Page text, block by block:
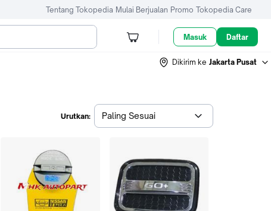
Tentang Tokopedia Mulai Berjualan Promo Tokopedia Care
Masuk Daftar
Dikirim ke Jakarta Pusat
Urutkan: Paling Sesuai